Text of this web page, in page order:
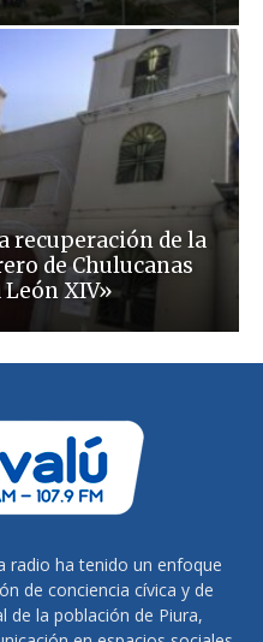
recuperación de la
de Chulucanas
León XIV»
radio ha tenido un enfoque
de conciencia cívica y de
de la población de Piura,